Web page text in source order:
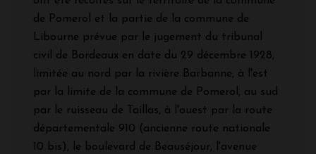
de Pomerol et la partie de la commune de
Libourne prévue par le jugement du tribunal
civil de Bordeaux en date du 29 décembre 1928,
limitée au nord par la rivière Barbanne, à l'est
par la limite de la commune de Pomerol, au sud
par le ruisseau de Taillas, à l'ouest par la route
départementale 910 (ancienne route nationale
10 bis), le boulevard de Beauséjour, l'avenue